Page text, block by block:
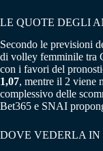
LE QUOTE DEGLI
Secondo le previsioni
di volley femminile tra
con i favori del
1,07, mentre il 2 viene
complessivo delle
Bet365 e SNAI
DOVE VEDERLA